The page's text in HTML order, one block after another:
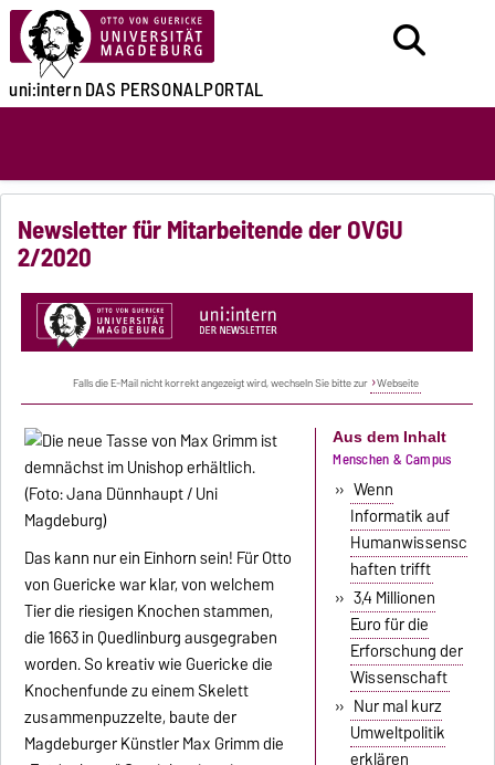
uni:internDAS PERSONALPORTAL
Newsletter für Mitarbeitende der OVGU
2/2020
Falls die E-Mail nicht korrekt angezeigt wird, wechseln Sie bitte zur Webseite
Das kann nur ein Einhorn sein! Für Otto
von Guericke war klar, von welchem
Tier die riesigen Knochen stammen,
die 1663 in Quedlinburg ausgegraben
worden. So kreativ wie Guericke die
Knochenfunde zu einem Skelett
zusammenpuzzelte, baute der
Magdeburger Künstler Max Grimm die
Aus dem Inhalt
Menschen & Campus
» Wenn
Informatik auf
Humanwissensc
haften trifft
» 3,4 Millionen
Euro für die
Erforschung der
Wissenschaft
» Nur mal kurz
Umweltpolitik
erklären